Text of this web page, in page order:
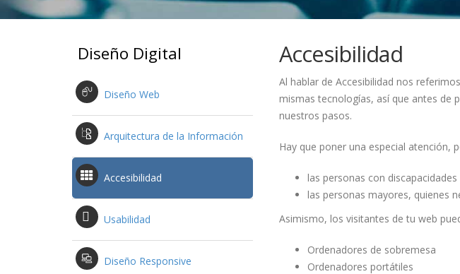
Diseño Digital
Diseño Web
Arquitectura de la Información
Accesibilidad
Usabilidad
Diseño Responsive
Accesibilidad
Al hablar de Accesibilidad nos
mismas tecnologías, así que antes de
nuestros pasos.
Hay que poner una especial atención,
las personas con
las personas mayores, quienes
Asimismo, los visitantes de tu web
Ordenadores de sobremesa
Ordenadores portátiles